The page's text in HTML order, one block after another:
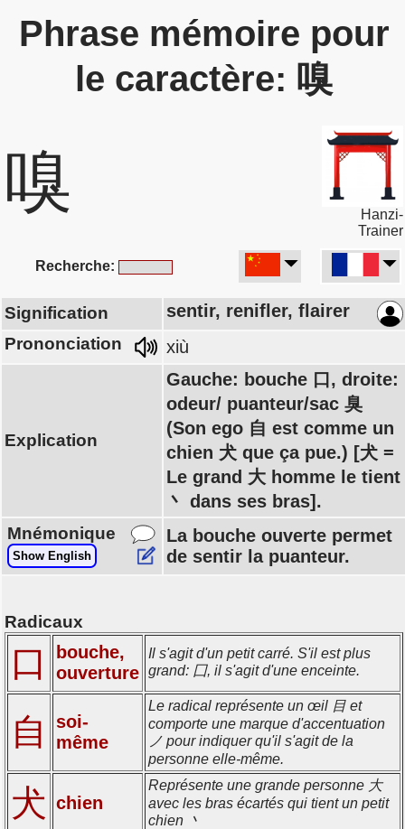
Phrase mémoire pour
le caractère: 嗅
嗅
Hanzi-
Trainer
Recherche:
Signification sentir, renifler, flairer
Prononciation xiù
Explication
Gauche: bouche 口, droite:
odeur/ puanteur/sac 臭
(Son ego 自 est comme un
chien 犬 que ça pue.) [犬 =
Le grand 大 homme le tient
丶 dans ses bras].
Mnémonique
Show English
La bouche ouverte permet
de sentir la puanteur.
Radicaux
口
bouche,
ouverture
Il s'agit d'un petit carré. S'il est plus
grand: 囗, il s'agit d'une enceinte.
自
soi-
même
Le radical représente un œil 目 et
comporte une marque d'accentuation
ノ pour indiquer qu'il s'agit de la
personne elle-même.
犬 chien
Représente une grande personne 大
avec les bras écartés qui tient un petit
chien 丶